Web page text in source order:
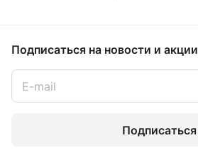
Подписаться на новости и акции
Подписаться